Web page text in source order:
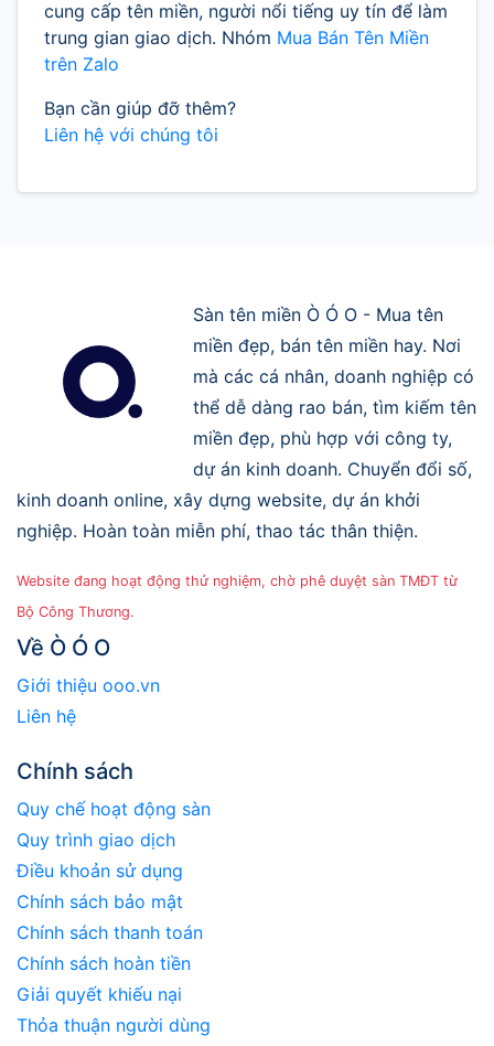
cung cấp tên miền, người nổi tiếng uy tín để làm
trung gian giao dịch. Nhóm Mua Bán Tên Miền
trên Zalo
Bạn cần giúp đỡ thêm?
Liên hệ với chúng tôi
Sàn tên miền Ò Ó O - Mua tên
miền đẹp, bán tên miền hay. Nơi
mà các cá nhân, doanh nghiệp có
thể dễ dàng rao bán, tìm kiếm tên
miền đẹp, phù hợp với công ty,
dự án kinh doanh. Chuyển đổi số,
kinh doanh online, xây dựng website, dự án khởi
nghiệp. Hoàn toàn miễn phí, thao tác thân thiện.
Website đang hoạt động thử nghiệm, chờ phê duyệt sàn TMĐT từ
Bộ Công Thương.
Về Ò Ó O
Giới thiệu ooo.vn
Liên hệ
Chính sách
Quy chế hoạt động sàn
Quy trình giao dịch
Điều khoản sử dụng
Chính sách bảo mật
Chính sách thanh toán
Chính sách hoàn tiền
Giải quyết khiếu nại
Thỏa thuận người dùng